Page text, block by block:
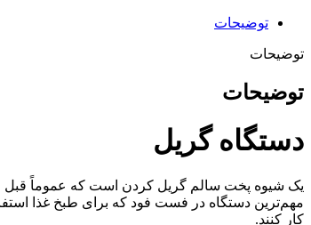
توضیحات
توضیحات
توضیحات
دستگاه گریل
یک شیوه پخت سالم گریل کردن است که عموماً قبل
کار کنند.